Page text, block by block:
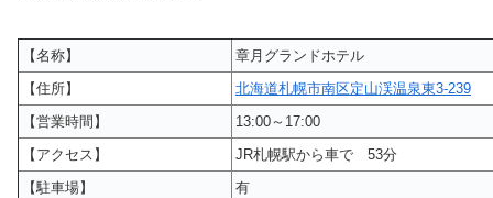
【名称】
章月グランドホテル
【住所】
北海道札幌市南区定山渓温泉東3-239
【営業時間】
13:00～17:00
【アクセス】
JR札幌駅から車で 53分
【駐車場】
有